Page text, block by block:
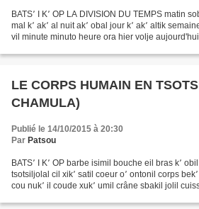
BATS՚ I K՚ OP LA DIVISION DU TEMPS matin
mal k՚ ak՚ al nuit ak՚ obal jour k՚ ak՚ altik
vil minute minuto heure ora hier volje
LE CORPS HUMAIN EN
CHAMULA)
Publié le 14/10/2015 à 20:30
Par Patsou
BATS՚ I K՚ OP barbe isimil bouche eil bras k՚
tsotsiljolal cil xik՚ satil coeur o՚ ontonil corps
cou nuk՚ il coude xuk՚ umil crâne sbakil jolil